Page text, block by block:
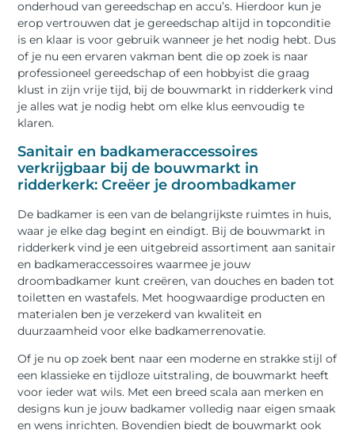
onderhoud van gereedschap en accu’s. Hierdoor kun je
erop vertrouwen dat je gereedschap altijd in topconditie
is en klaar is voor gebruik wanneer je het nodig hebt. Dus
of je nu een ervaren vakman bent die op zoek is naar
professioneel gereedschap of een hobbyist die graag
klust in zijn vrije tijd, bij de bouwmarkt in ridderkerk vind
je alles wat je nodig hebt om elke klus eenvoudig te
klaren.
Sanitair en badkameraccessoires
verkrijgbaar bij de bouwmarkt in
ridderkerk: Creëer je droombadkamer
De badkamer is een van de belangrijkste ruimtes in huis,
waar je elke dag begint en eindigt. Bij de bouwmarkt in
ridderkerk vind je een uitgebreid assortiment aan sanitair
en badkameraccessoires waarmee je jouw
droombadkamer kunt creëren, van douches en baden tot
toiletten en wastafels. Met hoogwaardige producten en
materialen ben je verzekerd van kwaliteit en
duurzaamheid voor elke badkamerrenovatie.
Of je nu op zoek bent naar een moderne en strakke stijl of
een klassieke en tijdloze uitstraling, de bouwmarkt heeft
voor ieder wat wils. Met een breed scala aan merken en
designs kun je jouw badkamer volledig naar eigen smaak
en wens inrichten. Bovendien biedt de bouwmarkt ook